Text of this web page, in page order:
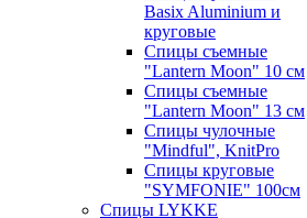
Basix Aluminium и
круговые
Спицы съемные
"Lantern Moon" 10 см
Спицы съемные
"Lantern Moon" 13 см
Спицы чулочные
"Mindful", KnitPro
Спицы круговые
"SYMFONIE" 100см
Спицы LYKKE